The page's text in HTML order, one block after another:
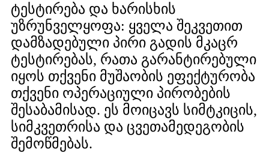
ტესტირება და ხარისხის
უზრუნველყოფა: ყველა შეკვეთით
დამზადებული პირი გადის მკაცრ
ტესტირებას, რათა გარანტირებული
იყოს თქვენი მუშაობის ეფექტურობა
თქვენი ოპერაციული პირობების
შესაბამისად. ეს მოიცავს სიმტკიცის,
სიმკვეთრისა და ცვეთამედეგობის
შემოწმებას.